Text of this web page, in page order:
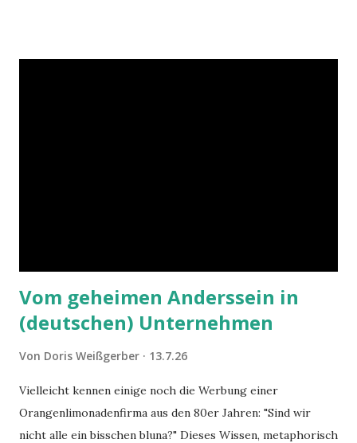
Vom geheimen Anderssein in
(deutschen) Unternehmen
Von Doris Weißgerber 13.7.26
Vielleicht kennen einige noch die Werbung einer
Orangenlimonadenfirma aus den 80er Jahren: "Sind wir
nicht alle ein bisschen bluna?" Dieses Wissen, metaphorisch